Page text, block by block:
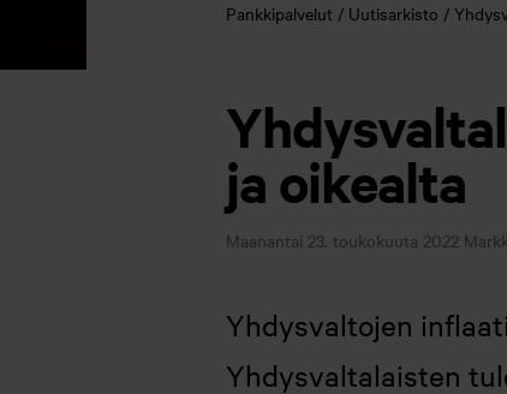
Pankkipalvelut Uutisarkisto
ja oikealta
Maanantai 23. toukokuuta 2022
Yhdysvaltojen
Yhdysvaltalaisten